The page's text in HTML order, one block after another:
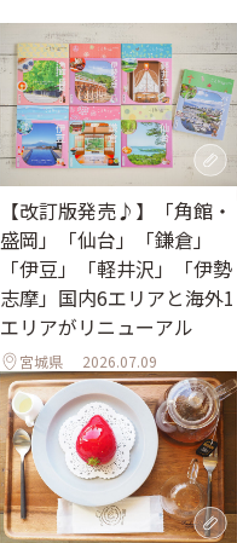
【改訂版発売♪】「角館・
盛岡」「仙台」「鎌倉」
「伊豆」「軽井沢」「伊勢
志摩」国内6エリアと海外1
エリアがリニューアル
宮城県 2026.07.09